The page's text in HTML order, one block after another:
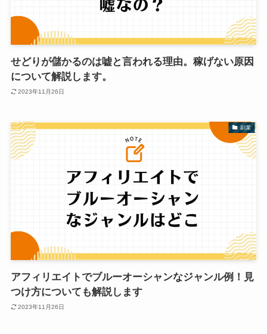
せどりが儲かるのは嘘と言われる理由。稼げない原因
について解説します。
2023年11月26日
副業
アフィリエイトでブルーオーシャンなジャンル例！見
つけ方についても解説します
2023年11月26日